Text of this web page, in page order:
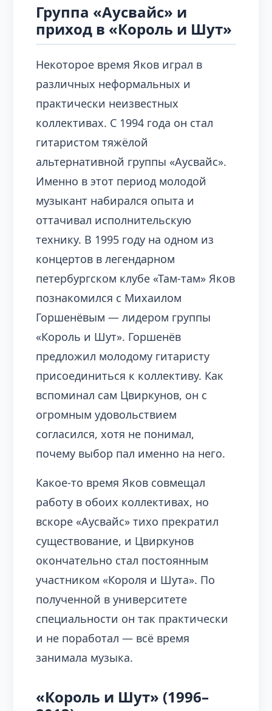
Группа «Аусвайс» и
приход в «Король и Шут»
Некоторое время Яков играл в
различных неформальных и
практически неизвестных
коллективах. С 1994 года он стал
гитаристом тяжёлой
альтернативной группы «Аусвайс».
Именно в этот период молодой
музыкант набирался опыта и
оттачивал исполнительскую
технику. В 1995 году на одном из
концертов в легендарном
петербургском клубе «Там-там» Яков
познакомился с Михаилом
Горшенёвым — лидером группы
«Король и Шут». Горшенёв
предложил молодому гитаристу
присоединиться к коллективу. Как
вспоминал сам Цвиркунов, он с
огромным удовольствием
согласился, хотя не понимал,
почему выбор пал именно на него.
Какое-то время Яков совмещал
работу в обоих коллективах, но
вскоре «Аусвайс» тихо прекратил
существование, и Цвиркунов
окончательно стал постоянным
участником «Короля и Шута». По
полученной в университете
специальности он так практически
и не поработал — всё время
занимала музыка.
«Король и Шут» (1996–